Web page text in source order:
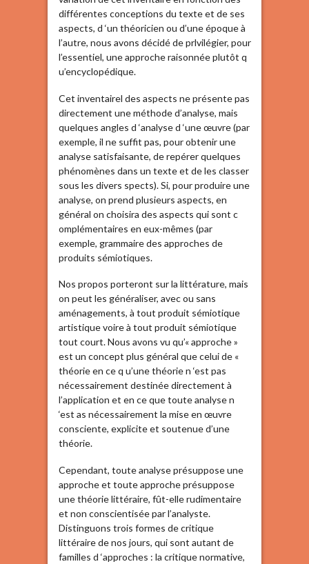
différentes conceptions du texte et de ses
aspects, d ‘un théoricien ou d’une époque à
l’autre, nous avons décidé de prlvilégier, pour
l’essentiel, une approche raisonnée plutôt q
u’encyclopédique.
Cet inventairel des aspects ne présente pas
directement une méthode d’analyse, mais
quelques angles d ‘analyse d ‘une œuvre (par
exemple, il ne suffit pas, pour obtenir une
analyse satisfaisante, de repérer quelques
phénomènes dans un texte et de les classer
sous les divers spects). Si, pour produire une
analyse, on prend plusieurs aspects, en
général on choisira des aspects qui sont c
omplémentaires en eux-mêmes (par
exemple, grammaire des approches de
produits sémiotiques.
Nos propos porteront sur la littérature, mais
on peut les généraliser, avec ou sans
aménagements, à tout produit sémiotique
artistique voire à tout produit sémiotique
tout court. Nous avons vu qu’« approche »
est un concept plus général que celui de «
théorie en ce q u’une théorie n ‘est pas
nécessairement destinée directement à
l’application et en ce que toute analyse n
‘est as nécessairement la mise en œuvre
consciente, explicite et soutenue d’une
théorie.
Cependant, toute analyse présuppose une
approche et toute approche présuppose
une théorie littéraire, fût-elle rudimentaire
et non conscientisée par l’analyste.
Distinguons trois formes de critique
littéraire de nos jours, qui sont autant de
familles d ‘approches : la critique normative,